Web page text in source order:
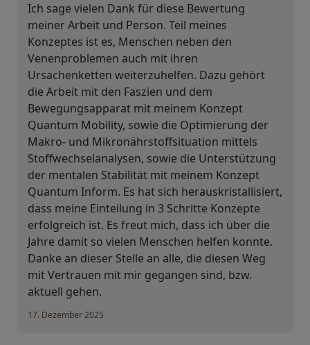
Ich sage vielen Dank für diese Bewertung
meiner Arbeit und Person. Teil meines
Konzeptes ist es, Menschen neben den
Venenproblemen auch mit ihren
Ursachenketten weiterzuhelfen. Dazu gehört
die Arbeit mit den Faszien und dem
Bewegungsapparat mit meinem Konzept
Quantum Mobility, sowie die Optimierung der
Makro- und Mikronährstoffsituation mittels
Stoffwechselanalysen, sowie die Unterstützung
der mentalen Stabilität mit meinem Konzept
Quantum Inform. Es hat sich herauskristallisiert,
dass meine Einteilung in 3 Schritte Konzepte
erfolgreich ist. Es freut mich, dass ich über die
Jahre damit so vielen Menschen helfen konnte.
Danke an dieser Stelle an alle, die diesen Weg
mit Vertrauen mit mir gegangen sind, bzw.
aktuell gehen.
17. Dezember 2025